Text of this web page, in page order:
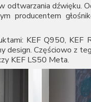
odtwarzania dźwięku.
producentem
KEF Q950, KEF
Częściowo z
KEF LS50 Meta.